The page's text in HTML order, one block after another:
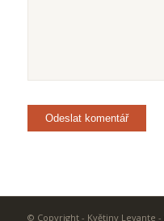
© Copyright - Květiny Levante -